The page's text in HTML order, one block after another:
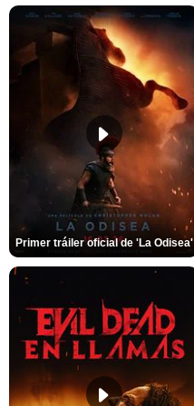
Primer tráiler oficial de 'La Odisea'